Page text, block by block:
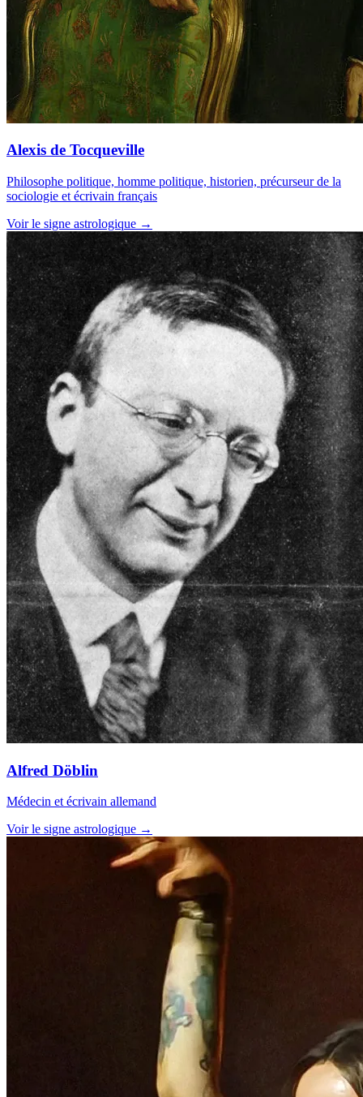
Alexis de Tocqueville
Philosophe politique, homme politique, historien, précurseur de la
sociologie et écrivain français
Voir le signe astrologique →
Alfred Döblin
Médecin et écrivain allemand
Voir le signe astrologique →